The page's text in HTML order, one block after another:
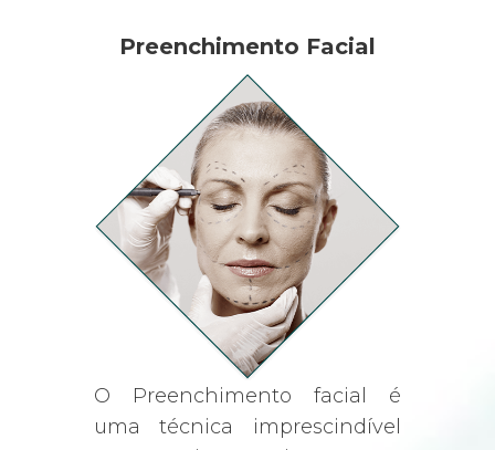
Preenchimento Facial
O Preenchimento facial é
uma técnica imprescindível